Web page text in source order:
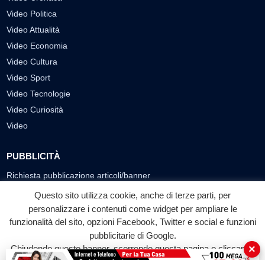
Video Politica
Video Attualità
Video Economia
Video Cultura
Video Sport
Video Tecnologie
Video Curiosità
Video
PUBBLICITÀ
Richiesta pubblicazione articoli/banner
SEGUICI SUI SOCIAL
f
Facebook
◎ ▶
YouTube
Questo sito utilizza cookie, anche di terze parti, per
personalizzare i contenuti come widget per ampliare le
funzionalità del sito, opzioni Facebook, Twitter e social e funzioni
pubblicitarie di Google.
Chiudendo questo banner, scorrendo questa pagina o cliccando
×